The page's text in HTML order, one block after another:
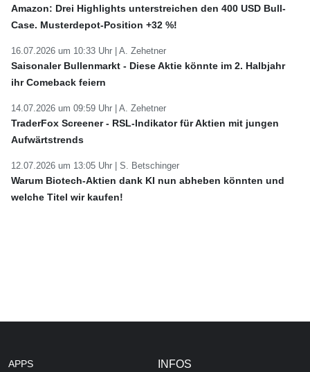
Amazon: Drei Highlights unterstreichen den 400 USD Bull-
Case. Musterdepot-Position +32 %!
16.07.2026 um 10:33 Uhr | A. Zehetner
Saisonaler Bullenmarkt - Diese Aktie könnte im 2. Halbjahr
ihr Comeback feiern
14.07.2026 um 09:59 Uhr | A. Zehetner
TraderFox Screener - RSL-Indikator für Aktien mit jungen
Aufwärtstrends
12.07.2026 um 13:05 Uhr | S. Betschinger
Warum Biotech-Aktien dank KI nun abheben könnten und
welche Titel wir kaufen!
APPS INFOS